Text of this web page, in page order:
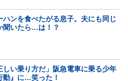
ハンを食べたがる息子。夫にも同じ
聞いたら…は！？
しい乗り方だ」阪急電車に乗る少年
動』に…笑った！